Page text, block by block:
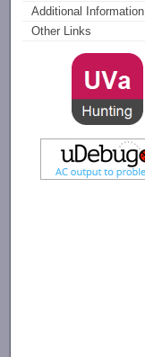
Additional Information
Other Links